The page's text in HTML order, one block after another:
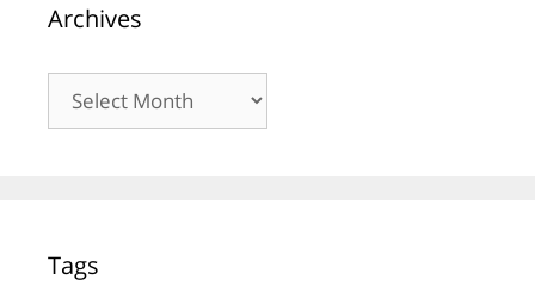
Archives
Tags